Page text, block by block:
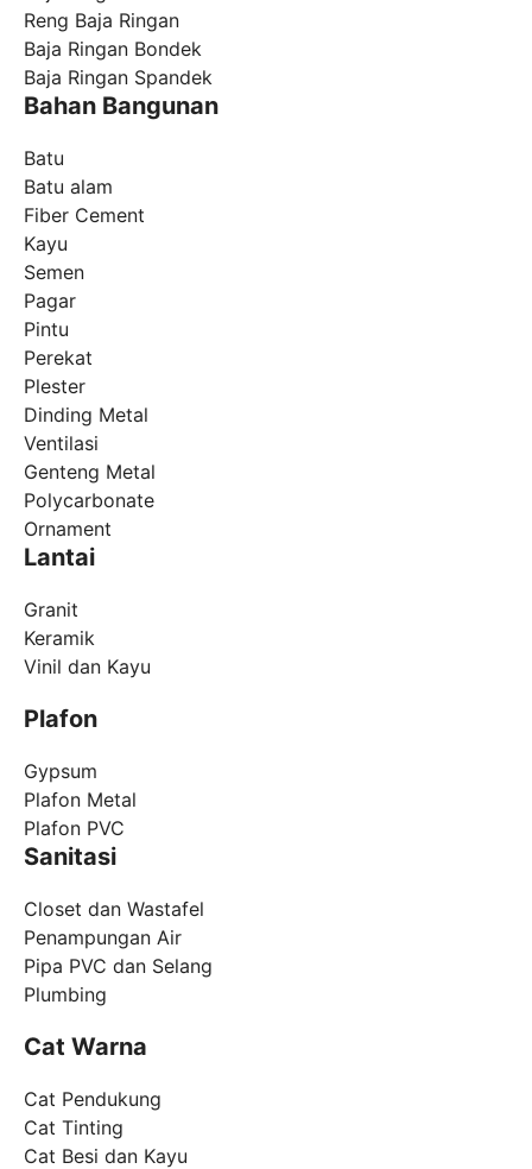
Reng Baja Ringan
Baja Ringan Bondek
Baja Ringan Spandek
Bahan Bangunan
Batu
Batu alam
Fiber Cement
Kayu
Semen
Pagar
Pintu
Perekat
Plester
Dinding Metal
Ventilasi
Genteng Metal
Polycarbonate
Ornament
Lantai
Granit
Keramik
Vinil dan Kayu
Plafon
Gypsum
Plafon Metal
Plafon PVC
Sanitasi
Closet dan Wastafel
Penampungan Air
Pipa PVC dan Selang
Plumbing
Cat Warna
Cat Pendukung
Cat Tinting
Cat Besi dan Kayu